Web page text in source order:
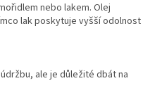
nebo lakem. Olej
lak poskytuje vyšší odolnost
ale je důležité dbát na